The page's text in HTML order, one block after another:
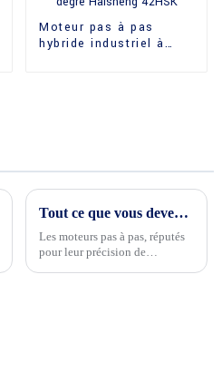
Moteur pas à pas
hybride industriel à
Tout ce que vous devez savoir sur les moteurs pas à pas avec réducteurs planétaires
Les moteurs pas à pas, réputés
pour leur précision de